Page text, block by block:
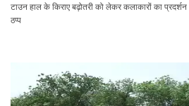
टाउन हाल के किराए बढ़ोतरी को लेकर कलाकारों का
ठप्प